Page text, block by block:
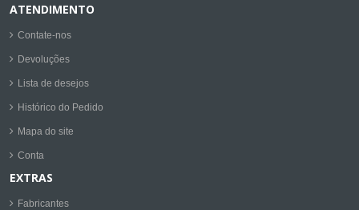
ATENDIMENTO
Contate-nos
Devoluções
Lista de desejos
Histórico do Pedido
Mapa do site
Conta
EXTRAS
Fabricantes